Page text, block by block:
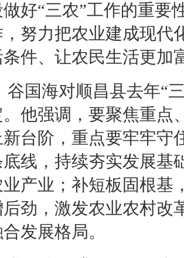
好“三农”工作的重要
努力把农业建成现代
件、让农民生活更加
谷国海对顺昌县去年“
。他强调，要聚焦重点
新台阶，重点要牢牢
底线，持续夯实发展基
产业；补短板固根基
劲，激发农业农村改
发展格局。